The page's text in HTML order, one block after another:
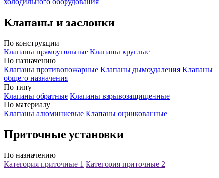
Клапаны и заслонки
По конструкции
Клапаны прямоугольные Клапаны круглые
По назначению
Клапаны противопожарные Клапаны дымоудаления Клапаны
общего назначения
По типу
Клапаны обратные Клапаны взрывозащищенные
По материалу
Клапаны алюминиевые Клапаны оцинкованные
Приточные установки
По назначению
Категория приточные 1 Категория приточные 2